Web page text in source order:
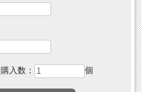
購入数： 個